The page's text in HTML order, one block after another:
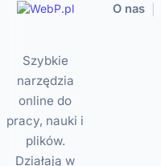
Szybkie
narzędzia
online do
pracy, nauki i
plików.
Działają w
O nas